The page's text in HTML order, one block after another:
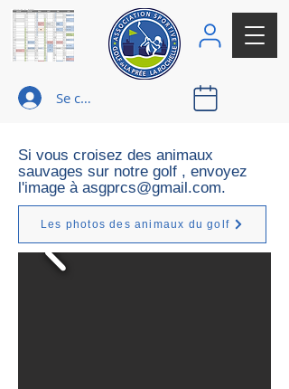
Se connecter
Si vous croisez des animaux
sauvages sur notre golf , envoyez
l'image à asgprcs@gmail.com.
Les photos des animaux du golf